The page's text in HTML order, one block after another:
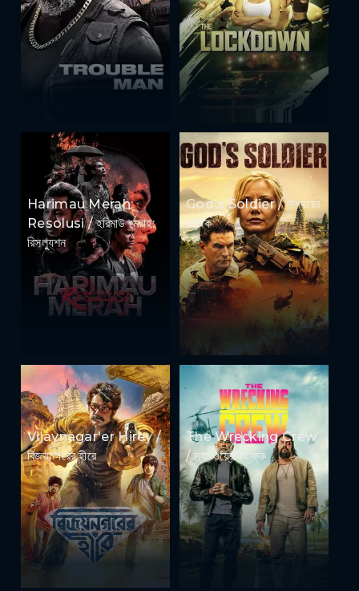
Harimau Merah:
Resolusi / হরিমাউ মেরাহ:
রিসল্যুশন
God's Soldier / ঈশ্বরের
সৈনিক
Vijaynagar'er Hirey /
বিজয়নগরের হীরে
The Wrecking Crew
/ দ্যা ওয়্রেকিং ক্রু